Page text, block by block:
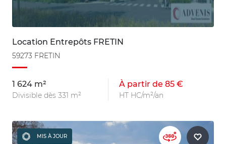
Location Entrepôts FRETIN
59273 FRETIN
1 624 m²
Divisible dès 331 m²
À partir de 85 €
HT HC/m²/an
MIS À JOUR